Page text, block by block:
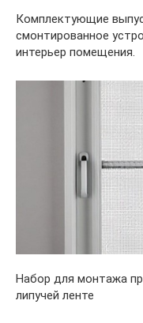
Комплектующие
смонтированное
интерьер помещения.
Набор для монтажа
липучей ленте